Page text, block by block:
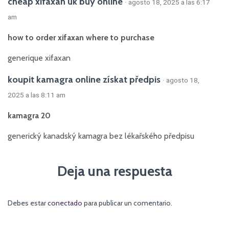
· agosto 18, 2025 a las 6:17
am
how to order xifaxan where to purchase
generique xifaxan
koupit kamagra online získat předpis · agosto 18,
2025 a las 8:11 am
kamagra 20
generický kanadský kamagra bez lékařského předpisu
Deja una respuesta
Debes estarconectado para publicar un comentario.